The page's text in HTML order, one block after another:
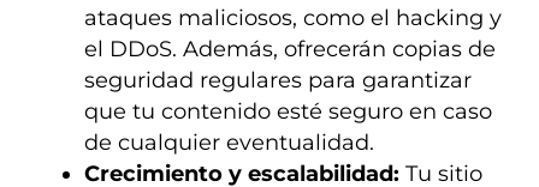
ataques maliciosos, como el hacking y
el DDoS. Además, ofrecerán copias de
seguridad regulares para garantizar
que tu contenido esté seguro en caso
de cualquier eventualidad.
Crecimiento y escalabilidad: Tu sitio